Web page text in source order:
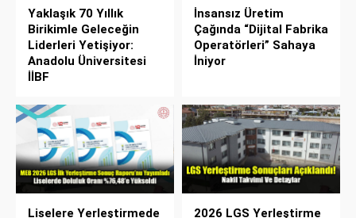
Yaklaşık 70 Yıllık
Birikimle Geleceğin
Liderleri Yetişiyor:
Anadolu Üniversitesi
İİBF
İnsansız Üretim
Çağında “Dijital Fabrika
Operatörleri” Sahaya
İniyor
Liselere Yerleştirmede
2026 LGS Yerleştirme